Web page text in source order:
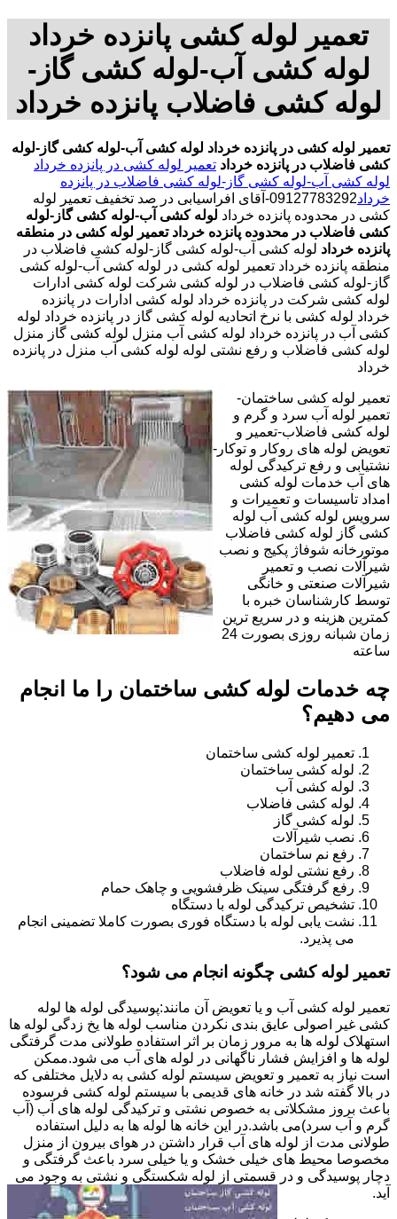
تعمیر لوله کشی پانزده خرداد
لوله کشی آب-لوله کشی گاز-
لوله کشی فاضلاب پانزده خرداد
تعمیر لوله کشی در پانزده خرداد لوله کشی آب-لوله کشی گاز-لوله
کشی فاضلاب در پانزده خرداد تعمیر لوله کشی در پانزده خرداد
لوله کشی آب-لوله کشی گاز-لوله کشی فاضلاب در پانزده
خرداد
09127783292-آقای افراسیابی در صد تخفیف تعمیر لوله
کشی در محدوده پانزده خرداد لوله کشی آب-لوله کشی گاز-لوله
کشی فاضلاب در محدوده پانزده خرداد تعمیر لوله کشی در منطقه
پانزده خرداد لوله کشی آب-لوله کشی گاز-لوله کشی فاضلاب در
منطقه پانزده خرداد تعمیر لوله کشی در لوله کشی آب-لوله کشی
گاز-لوله کشی فاضلاب در لوله کشی شرکت لوله کشی ادارات
لوله کشی شرکت در پانزده خرداد لوله کشی ادارات در پانزده
خرداد لوله کشی با نرخ اتحادیه لوله کشی گاز در پانزده خرداد لوله
کشی آب در پانزده خرداد لوله کشی آب منزل لوله کشی گاز منزل
لوله کشی فاضلاب و رفع نشتی لوله لوله کشی آب منزل در پانزده
خرداد
تعمیر لوله کشی ساختمان-
تعمیر لوله آب سرد و گرم و
لوله کشی فاضلاب-تعمیر و
تعویض لوله های روکار و توکار-
نشتیابی و رفع ترکیدگی لوله
های آب خدمات لوله کشی
امداد تاسیسات و تعمیرات و
سرویس لوله کشی آب لوله
کشی گاز لوله کشی فاضلاب
موتورخانه شوفاژ پکیج و نصب
شیرآلات نصب و تعمیر
شیرآلات صنعتی و خانگی
توسط کارشناسان خبره با
کمترین هزینه و در سریع ترین
زمان شبانه روزی بصورت 24
ساعته
چه خدمات لوله کشی ساختمان را ما انجام
می دهیم؟
تعمیر لوله کشی ساختمان
لوله کشی ساختمان
لوله کشی آب
لوله کشی فاضلاب
لوله کشی گاز
نصب شیرآلات
رفع نم ساختمان
رفع نشتی لوله فاضلاب
رفع گرفتگی سینک ظرفشویی و چاهک حمام
تشخیص ترکیدگی لوله با دستگاه
نشت یابی لوله با دستگاه فوری بصورت کاملا تضمینی انجام
می پذیرد.
تعمیر لوله کشی چگونه انجام می شود؟
تعمیر لوله کشی آب و یا تعویض آن مانند:پوسیدگی لوله ها لوله
کشی غیر اصولی عایق بندی نکردن مناسب لوله ها یخ زدگی لوله ها
استهلاک لوله ها به مرور زمان بر اثر استفاده طولانی مدت گرفتگی
لوله ها و افزایش فشار ناگهانی در لوله های آب می شود.ممکن
است نیاز به تعمیر و تعویض سیستم لوله کشی به دلایل مختلفی که
در بالا گفته شد در خانه های قدیمی با سیستم لوله کشی فرسوده
باعث بروز مشکلاتی به خصوص نشتی و ترکیدگی لوله های آب (آب
گرم و آب سرد)می باشد.در این خانه ها لوله ها به دلیل استفاده
طولانی مدت از لوله های آب قرار داشتن در هوای بیرون از منزل
مخصوصا محیط های خیلی خشک و یا خیلی سرد باعث گرفتگی و
دچار پوسیدگی و در قسمتی از لوله شکستگی و نشتی به وجود می
آید.